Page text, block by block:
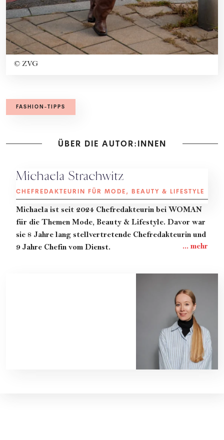
© ZVG
FASHION-TIPPS
ÜBER DIE AUTOR:INNEN
Michaela Strachwitz
CHEFREDAKTEURIN FÜR MODE, BEAUTY & LIFESTYLE
Michaela ist seit 2024 Chefredakteurin bei WOMAN
für die Themen Mode, Beauty & Lifestyle. Davor war
sie 8 Jahre lang stellvertretende Chefredakteurin und
9 Jahre Chefin vom Dienst.